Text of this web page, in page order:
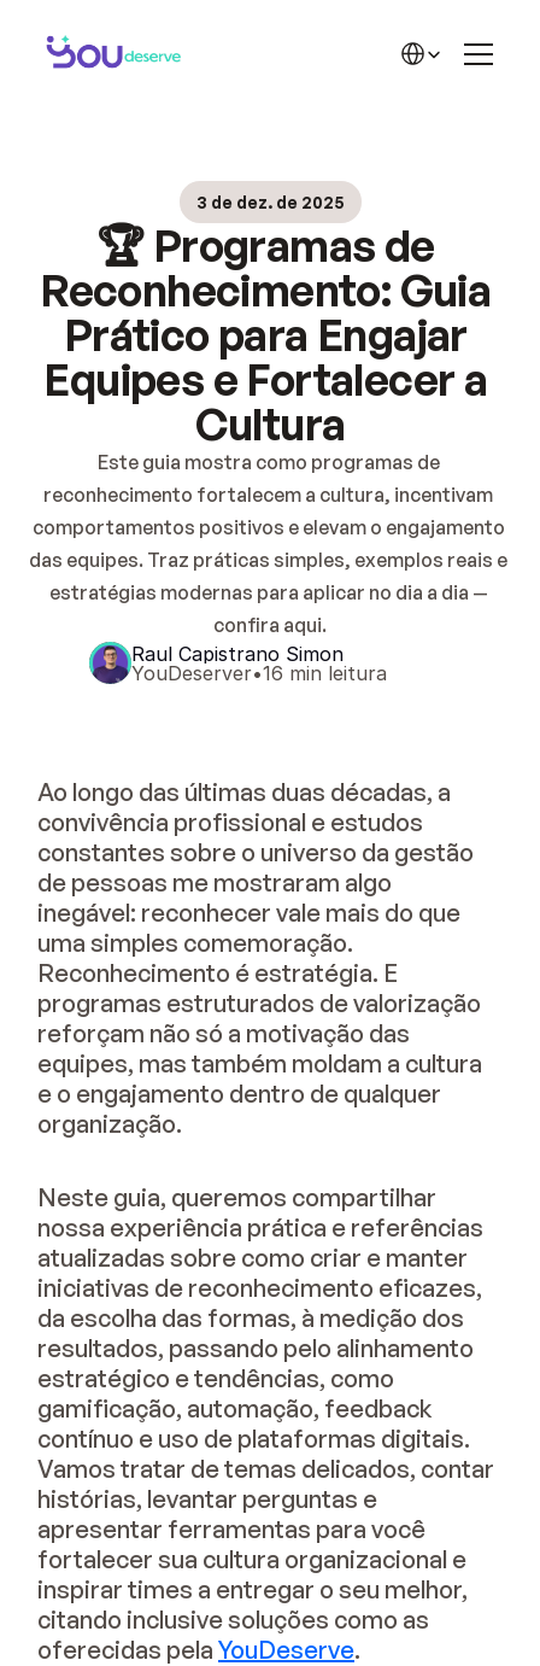
🌟 Reconhecimento
🏆 Cases de Sucesso
CONHEÇA MAIS
💜 Sobre a YD
✍️ Blog YD
📘 Materiais YD
💜 Comunidade no WhatsApp
💚 Benefícios ACATE
Contato
3 de dez. de 2025
🏆 Programas de
Reconhecimento: Guia
Prático para Engajar
Equipes e Fortalecer a
Cultura
Este guia mostra como programas de
reconhecimento fortalecem a cultura, incentivam
comportamentos positivos e elevam o engajamento
das equipes. Traz práticas simples, exemplos reais e
estratégias modernas para aplicar no dia a dia —
confira aqui.
Raul Capistrano Simon
YouDeserver•16 min leitura
Ao longo das últimas duas décadas, a
convivência profissional e estudos
constantes sobre o universo da gestão
de pessoas me mostraram algo
inegável: reconhecer vale mais do que
uma simples comemoração.
Reconhecimento é estratégia. E
programas estruturados de valorização
reforçam não só a motivação das
equipes, mas também moldam a cultura
e o engajamento dentro de qualquer
organização.
Neste guia, queremos compartilhar
nossa experiência prática e referências
atualizadas sobre como criar e manter
iniciativas de reconhecimento eficazes,
da escolha das formas, à medição dos
resultados, passando pelo alinhamento
estratégico e tendências, como
gamificação, automação, feedback
contínuo e uso de plataformas digitais.
Vamos tratar de temas delicados, contar
histórias, levantar perguntas e
apresentar ferramentas para você
fortalecer sua cultura organizacional e
inspirar times a entregar o seu melhor,
citando inclusive soluções como as
oferecidas pela YouDeserve.